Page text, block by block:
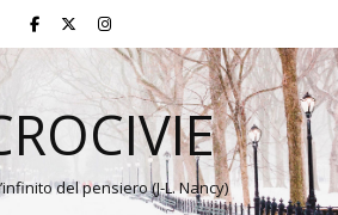
del pensiero (J-L. Nancy)